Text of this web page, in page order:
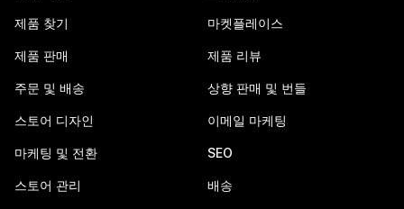
제품 찾기
제품 판매
주문 및 배송
스토어 디자인
마케팅 및 전환
스토어 관리
마켓플레이스
제품 리뷰
상향 판매 및 번들
이메일 마케팅
SEO
배송